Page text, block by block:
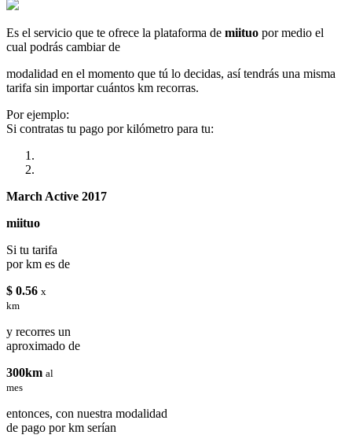
Es el servicio que te ofrece la plataforma de miituo por medio el
cual podrás cambiar de
modalidad en el momento que tú lo decidas, así tendrás una misma
tarifa sin importar cuántos km recorras.
Por ejemplo:
Si contratas tu pago por kilómetro para tu:
March Active 2017
miituo
Si tu tarifa
por km es de
$ 0.56 x
km
y recorres un
aproximado de
300km al
mes
entonces, con nuestra modalidad
de pago por km serían